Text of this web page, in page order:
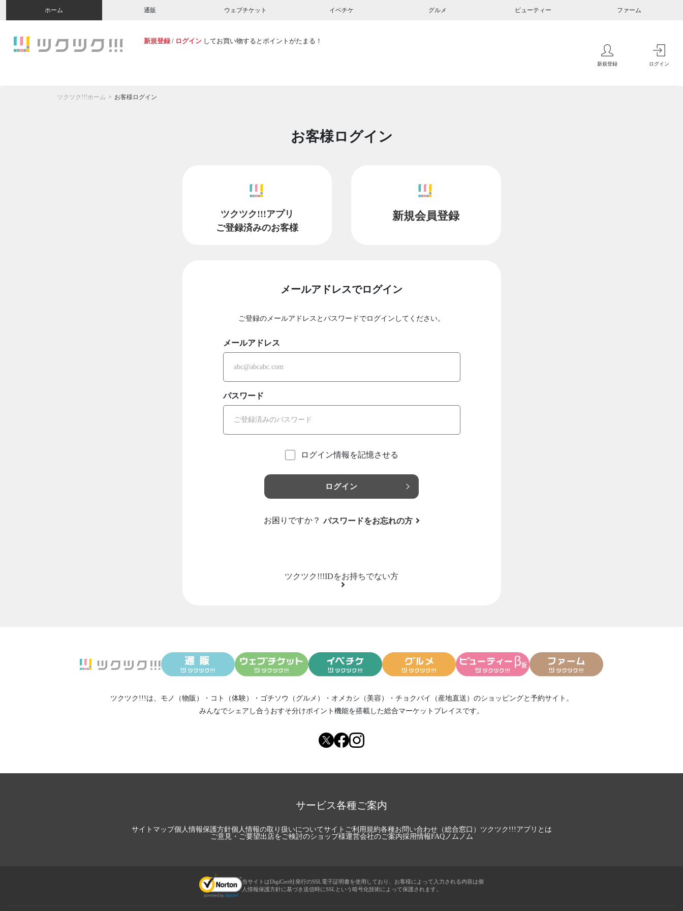
ホーム 通販 ウェブチケット イベチケ グルメ ビューティー ファーム
新規登録 / ログイン してお買い物するとポイントがたまる！
新規登録 ログイン
ツクツク!!!ホーム お客様ログイン
お客様ログイン
ツクツク!!!アプリ
ご登録済みのお客様
新規会員登録
メールアドレスでログイン
ご登録のメールアドレスとパスワードでログインしてください。
メールアドレス
パスワード
ログイン情報を記憶させる
ログイン
お困りですか？ パスワードをお忘れの方
ツクツク!!!IDをお持ちでない方
ツクツク!!!は、 モノ（物販） ・ コト（体験） ・ ゴチソウ（グルメ） ・ オメカシ（美容） ・ チョクバイ（産地直送） のショッピングと予約サイト。
みんなでシェアし合う おすそ分けポイント機能を搭載した総合マーケットプレイスです。
サービス各種ご案内
サイトマップ個人情報保護方針個人情報の取り扱いについてサイトご利用規約各種お問い合わせ（総合窓口） ツクツク!!!アプリとは
ご意見・ご要望出店をご検討のショップ様運営会社のご案内採用情報FAQノムノム
当サイトはDigiCert社発行のSSL電子証明書を使用しており、お客様によって入力される内容は個
人情報保護方針に基づき送信時にSSLという暗号化技術によって保護されます。